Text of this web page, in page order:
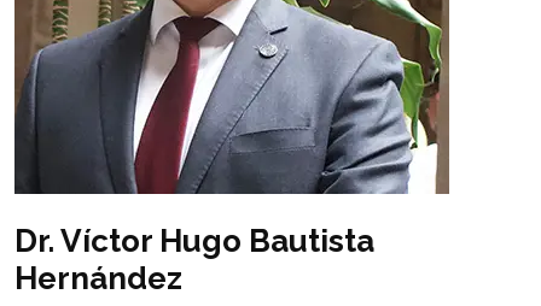
Dr. Víctor Hugo Bautista
Hernández